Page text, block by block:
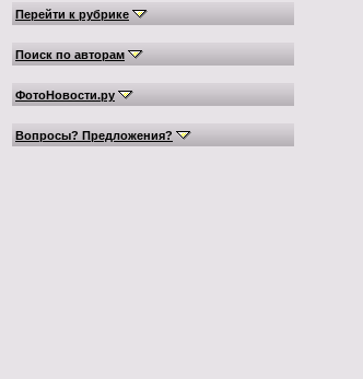
Перейти к рубрике
Поиск по авторам
ФотоНовости.ру
Вопросы? Предложения?